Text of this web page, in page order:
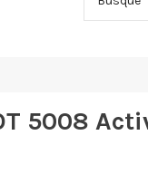
5008